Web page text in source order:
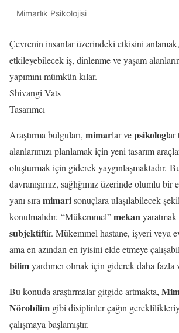
Mimarlık Psikolojisi
Çevrenin insanlar üzerindeki etkisini anlamak,
etkileyebilecek iş, dinlenme ve yaşam
yapımını mümkün kılar.
Shivangi Vats
Tasarımcı
Araştırma bulguları, mimarlar vepsikologlar
alanlarımızı planlamak için yeni tasarım
oluşturmak için giderek yaygınlaşmaktadır.
davranışımız, sağlığımız üzerinde olumlu bir
yanı sıra mimarisonuçlara ulaşılabilecek
konulmalıdır. “Mükemmel”mekanyaratmak
subjektiftir. Mükemmel hastane, işyeri veya
ama en azından en iyisini elde etmeye
bilimyardımcı olmak için giderek daha fazla
Bu konuda araştırmalar gitgide artmakta,
Nörobilim gibi disiplinler çağın
çalışmaya başlamıştır.